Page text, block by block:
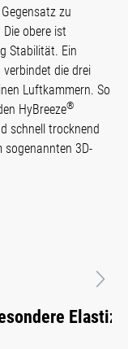
zu
obere ist
Stabilität. Ein
die drei
Luftkammern. So
HyBreeze®
schnell trocknend
sogenannten 3D-